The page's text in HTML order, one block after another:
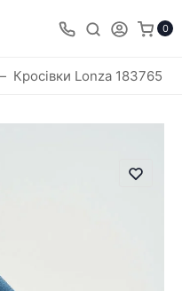
0
Кросівки Lonza 183765